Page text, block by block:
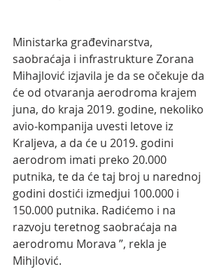
Ministarka građevinarstva,
saobraćaja i infrastrukture Zorana
Mihajlović izjavila je da se očekuje da
će od otvaranja aerodroma krajem
juna, do kraja 2019. godine, nekoliko
avio-kompanija uvesti letove iz
Kraljeva, a da će u 2019. godini
aerodrom imati preko 20.000
putnika, te da će taj broj u narednoj
godini dostići izmedjui 100.000 i
150.000 putnika. Radićemo i na
razvoju teretnog saobraćaja na
aerodromu Morava ”, rekla je
Mihjlović.